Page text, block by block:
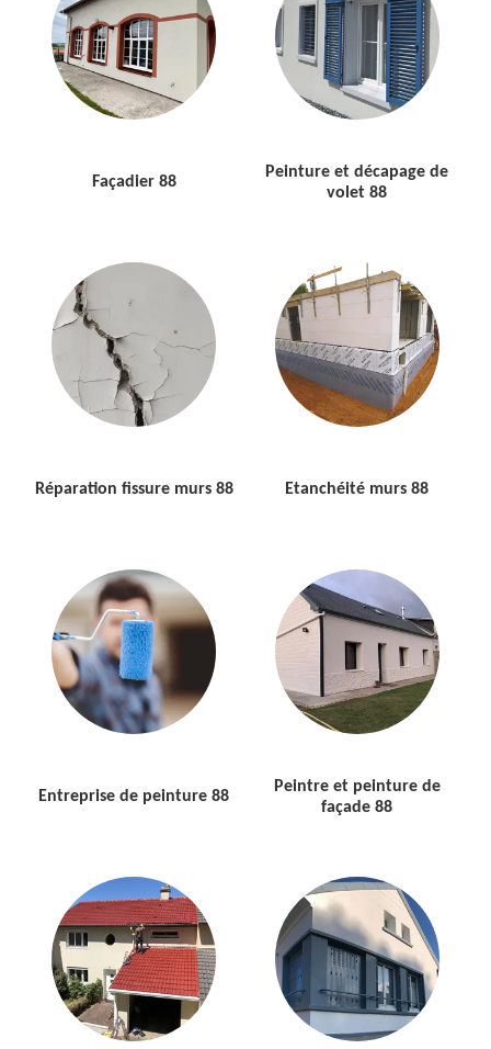
Façadier 88
Peinture et décapage de
volet 88
Réparation fissure murs 88 Etanchéité murs 88
Entreprise de peinture 88
Peintre et peinture de
façade 88